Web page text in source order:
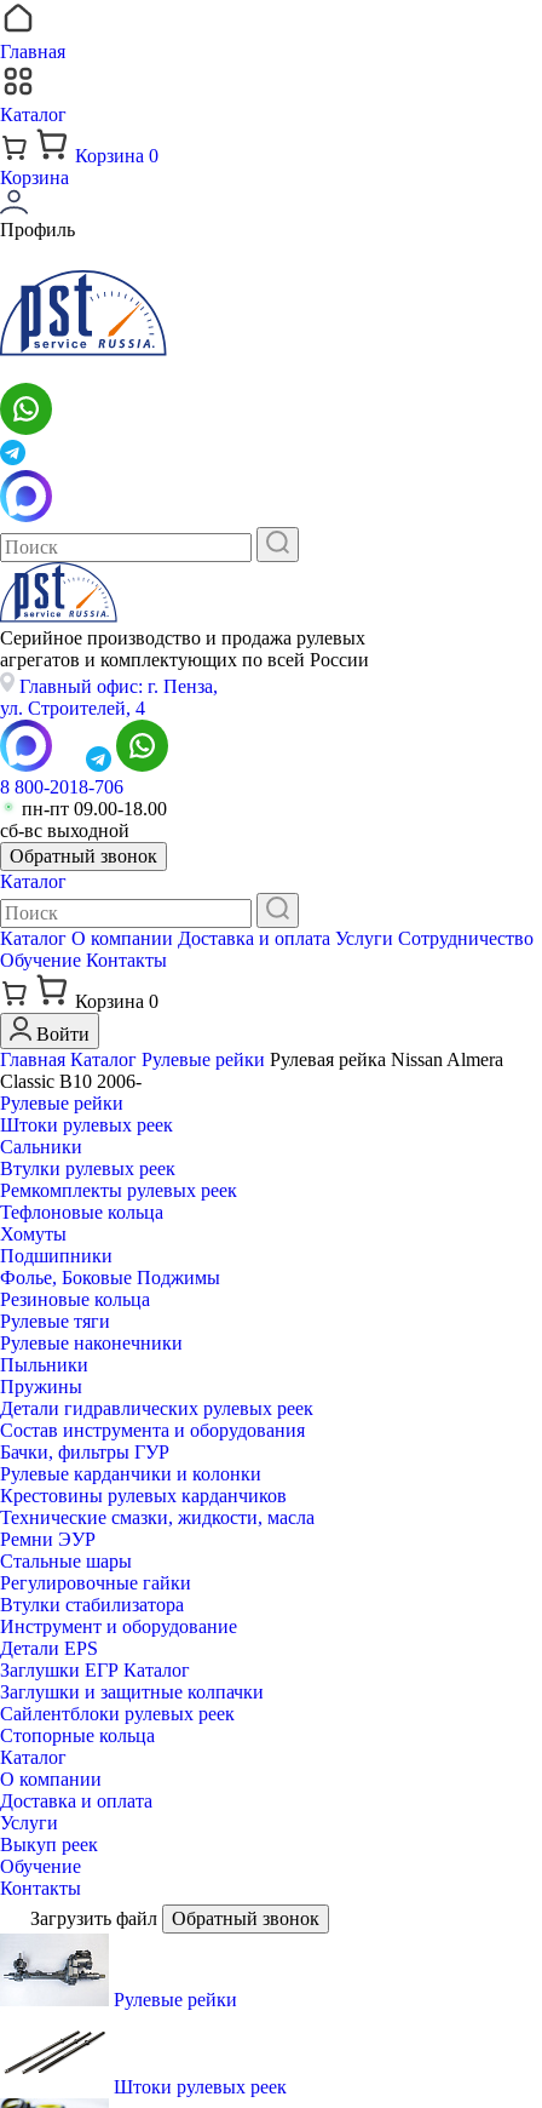
Главная
Каталог
Корзина 0
Корзина
Профиль
Серийное производство и продажа рулевых
агрегатов и комплектующих по всей России
Главный офис: г. Пенза,
ул. Строителей, 4
8 800-2018-706
пн-пт 09.00-18.00
сб-вс выходной
Обратный звонок
Каталог
Каталог О компании Доставка и оплата Услуги Сотрудничество
Обучение Контакты
Корзина 0
Войти
Главная Каталог Рулевые рейки Рулевая рейка Nissan Almera
Classic B10 2006-
Рулевые рейки
Штоки рулевых реек
Сальники
Втулки рулевых реек
Ремкомплекты рулевых реек
Тефлоновые кольца
Хомуты
Подшипники
Фолье, Боковые Поджимы
Резиновые кольца
Рулевые тяги
Рулевые наконечники
Пыльники
Пружины
Детали гидравлических рулевых реек
Состав инструмента и оборудования
Бачки, фильтры ГУР
Рулевые карданчики и колонки
Крестовины рулевых карданчиков
Технические смазки, жидкости, масла
Ремни ЭУР
Стальные шары
Регулировочные гайки
Втулки стабилизатора
Инструмент и оборудование
Детали EPS
Заглушки ЕГР Каталог
Заглушки и защитные колпачки
Сайлентблоки рулевых реек
Стопорные кольца
Каталог
О компании
Доставка и оплата
Услуги
Выкуп реек
Обучение
Контакты
Загрузить файл
Обратный звонок
Рулевые рейки
Штоки рулевых реек